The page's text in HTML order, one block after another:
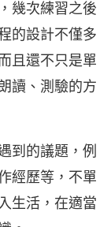
幾次練習之後
的設計不僅多
且還不只是單
讀、測驗的方
到的議題，例
經歷等，不單
生活，在適當